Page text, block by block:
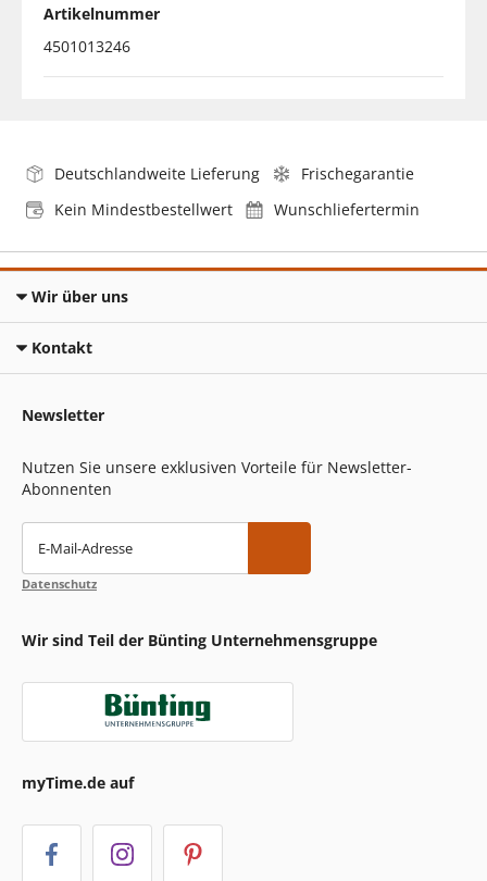
Artikelnummer
4501013246
Deutschlandweite Lieferung
Frischegarantie
Kein Mindestbestellwert
Wunschliefertermin
Wir über uns
Kontakt
Newsletter
Nutzen Sie unsere exklusiven Vorteile für Newsletter-
Abonnenten
E-Mail-Adresse
Datenschutz
Wir sind Teil der Bünting Unternehmensgruppe
myTime.de auf